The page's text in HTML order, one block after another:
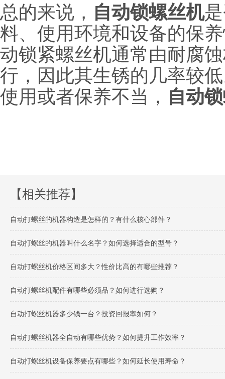
总的来说， 自动锁螺丝机
料、使用环境和设备的保
动锁紧螺丝机通常由耐腐
行，因此其生锈的几率较
使用或者保养不当， 自动
【相关推荐】
自动打螺丝的机器构造是怎样的？有什么核心部件？
自动打螺丝的机器叫什么名字？如何选择适合的型号？
自动打螺丝机价格区间多大？性价比高的有哪些推荐？
自动打螺丝机配件有哪些必须品？如何进行选购？
自动打螺丝机器多少钱一台？投资回报率如何？
自动打螺丝机器全自动有哪些优势？如何提升工作效率？
自动打螺丝机设备保养要点有哪些？如何延长使用寿命？